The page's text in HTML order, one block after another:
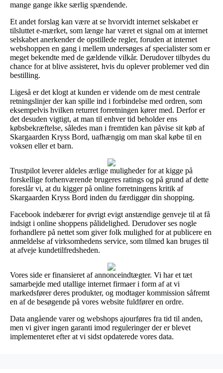
mange gange ikke særlig spændende.
Et andet forslag kan være at se hvorvidt internet selskabet er
tilsluttet e-mærket, som længe har været et signal om at internet
selskabet anerkender de opstillede regler, foruden at internet
webshoppen en gang i mellem undersøges af specialister som er
meget bekendte med de gældende vilkår. Derudover tilbydes du
chance for at blive assisteret, hvis du oplever problemer ved din
bestilling.
Ligeså er det klogt at kunden er vidende om de mest centrale
retningslinjer der kan spille ind i forbindelse med ordren, som
eksempelvis hvilken returret forretningen kører med. Derfor er
det desuden vigtigt, at man til enhver tid beholder ens
købsbekræftelse, således man i fremtiden kan påvise sit køb af
Skargaarden Kryss Bord, uafhængig om man skal købe til en
voksen eller et barn.
Trustpilot leverer aldeles ærlige muligheder for at kigge på
forskellige forhenværende brugeres ratings og på grund af dette
foreslår vi, at du kigger på online forretningens kritik af
Skargaarden Kryss Bord inden du færdiggør din shopping.
Facebook indebærer for øvrigt evigt anstændige genveje til at få
indsigt i online shoppens pålidelighed. Derudover ses nogle
forhandlere på nettet som giver folk mulighed for at publicere en
anmeldelse af virksomhedens service, som tilmed kan bruges til
at afveje kundetilfredsheden.
Vores side er finansieret af annonceindtægter. Vi har et tæt
samarbejde med utallige internet firmaer i form af at vi
markedsfører deres produkter, og modtager kommission såfremt
en af de besøgende på vores website fuldfører en ordre.
Data angående varer og webshops ajourføres fra tid til anden,
men vi giver ingen garanti imod reguleringer der er blevet
implementeret efter at vi sidst opdaterede vores data.